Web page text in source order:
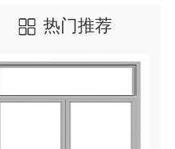
热门推荐